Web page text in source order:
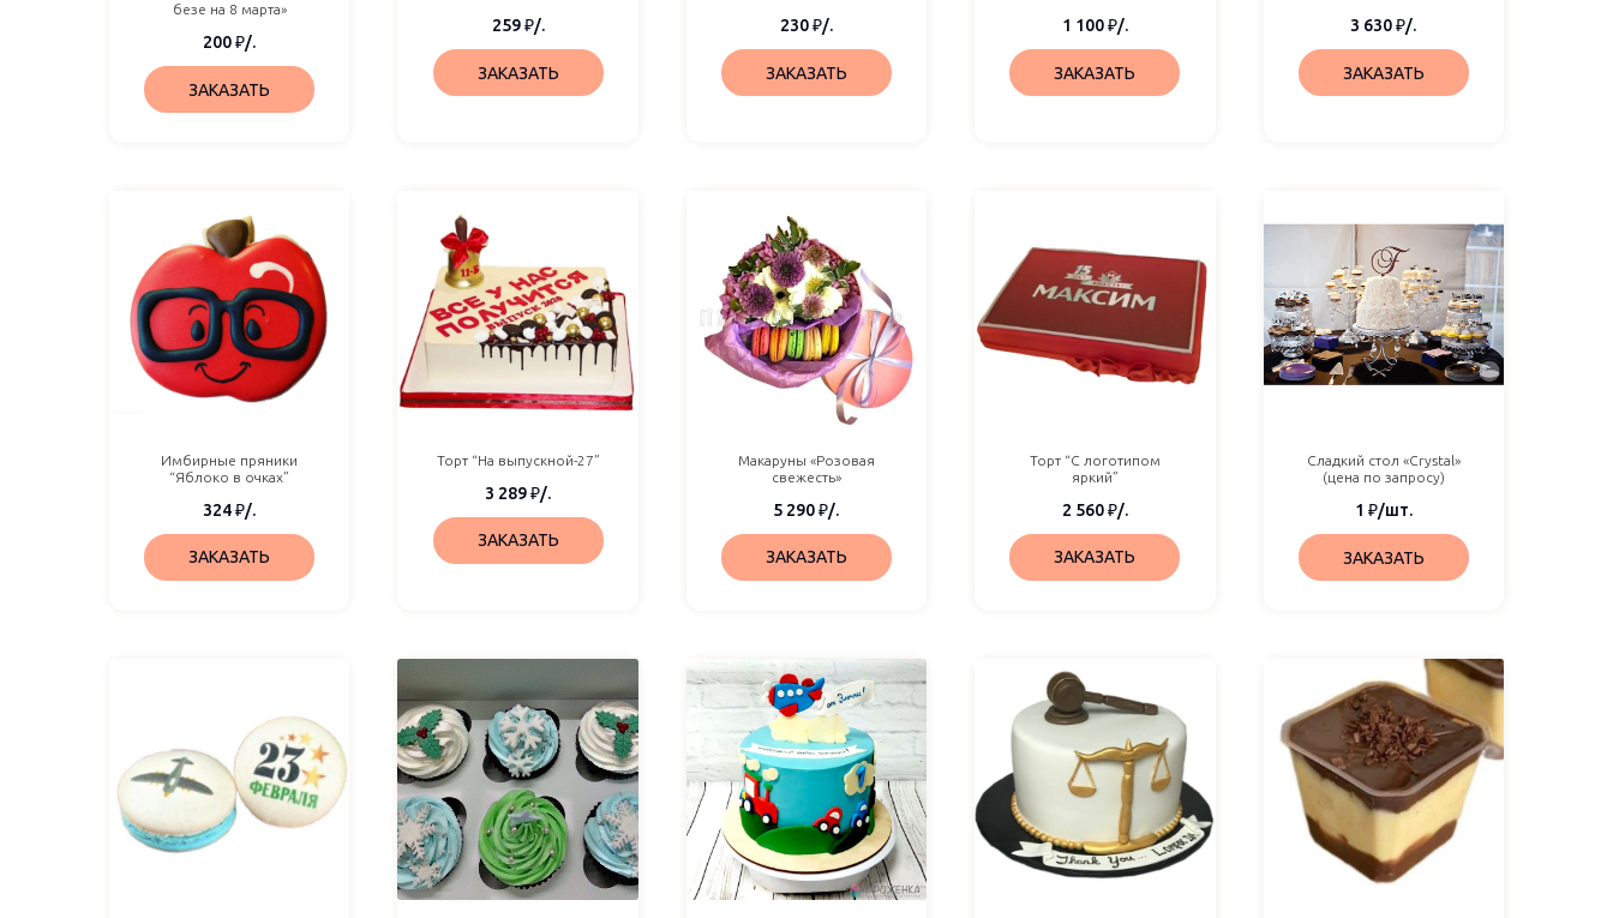
безе на 8 марта»
200₽/.
ЗАКАЗАТЬ
259₽/.
ЗАКАЗАТЬ
230₽/.
ЗАКАЗАТЬ
1 100₽/.
ЗАКАЗАТЬ
3 630₽/.
ЗАКАЗАТЬ
Имбирные пряники
“Яблоко в очках”
324₽/.
ЗАКАЗАТЬ
Торт “На выпускной-27”
3 289₽/.
ЗАКАЗАТЬ
Макаруны «Розовая
свежесть»
5 290₽/.
ЗАКАЗАТЬ
Торт “С логотипом
яркий”
2 560₽/.
ЗАКАЗАТЬ
Сладкий стол «Crystal»
(цена по запросу)
1 ₽/шт.
ЗАКАЗАТЬ